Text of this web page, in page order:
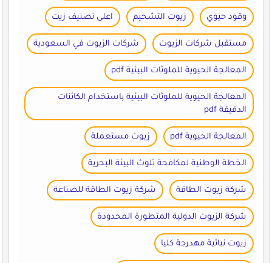
وقود حيوي زيوت التشحيم اعلى تصنيف زيت
مستقبل شركات الزيوت شركات الزيوت في السعودية
المعالجة الحيوية للملوثات البيئية pdf
المعالجة الحيوية للملوثات البيئية باستخدام الكائنات
الدقيقة pdf
المعالجة الحيوية pdf زيوت مستعملة
الخطة الوطنية لمكافحة تلوث البيئة البحرية
شركة زيوت الطاقة شركة زيوت الطاقة للصناعة
شركة الزيوت الدولية المتطورة المحدودة
زيوت نباتية مهدرجة كليا